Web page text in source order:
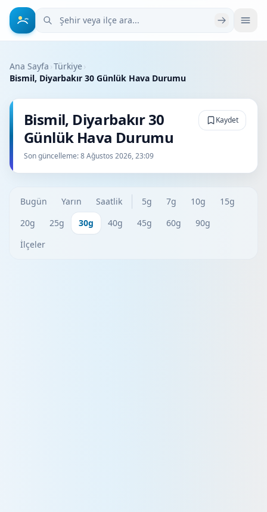
Şehir veya ilçe ara
Ana Sayfa ›Türkiye›
Bismil, Diyarbakır 30 Günlük Hava Durumu
Bismil, Diyarbakır 30
Günlük Hava Durumu
Son güncelleme:8 Ağustos 2026, 23:09
Kaydet
Bugün Yarın Saatlik 5g 7g 10g
15g
20g
25g 30g 40g 45g 60g
90g
İlçeler